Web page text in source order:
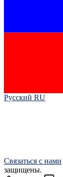
Русский RU‎
Связаться с нами
защищены.